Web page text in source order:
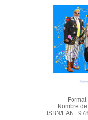
Format
Nombre
ISBN/EAN :